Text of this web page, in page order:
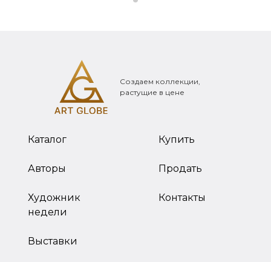
Создаем коллекции,
растущие в цене
Каталог
Авторы
Художник
недели
Выставки
Купить
Продать
Контакты